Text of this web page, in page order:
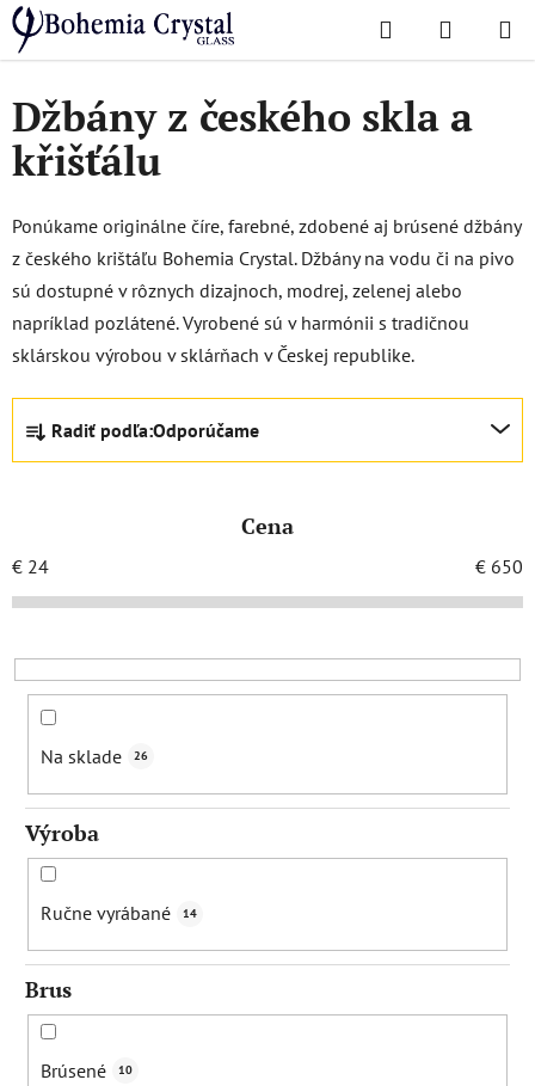
Prejsť
na
obsah
Hľadať
KOŠÍK
Domov
/ Džbány
Džbány z českého skla a
křišťálu
Ponúkame originálne číre, farebné, zdobené aj brúsené džbány
z českého krištáľu Bohemia Crystal. Džbány na vodu či na pivo
sú dostupné v rôznych dizajnoch, modrej, zelenej alebo
napríklad pozlátené. Vyrobené sú v harmónii s tradičnou
sklárskou výrobou v sklárňach v Českej republike.
R
d
i
e
r
o
Radiť podľa:Odporúčame
Cena
€ 24 € 650
Na sklade 26
Výroba
Ručne vyrábané 14
Brus
Brúsené 10